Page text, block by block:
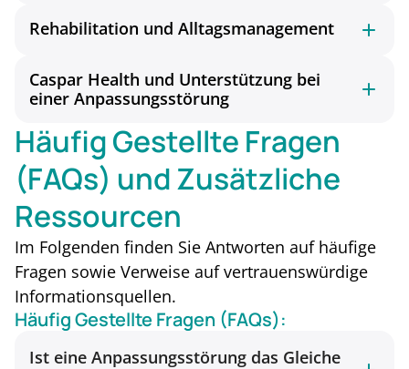
Rehabilitation und Alltagsmanagement
Caspar Health und Unterstützung bei
einer Anpassungsstörung
Häufig Gestellte Fragen
(FAQs) und Zusätzliche
Ressourcen
Im Folgenden finden Sie Antworten auf häufige
Fragen sowie Verweise auf vertrauenswürdige
Informationsquellen.
Häufig Gestellte Fragen (FAQs):
Ist eine Anpassungsstörung das Gleiche